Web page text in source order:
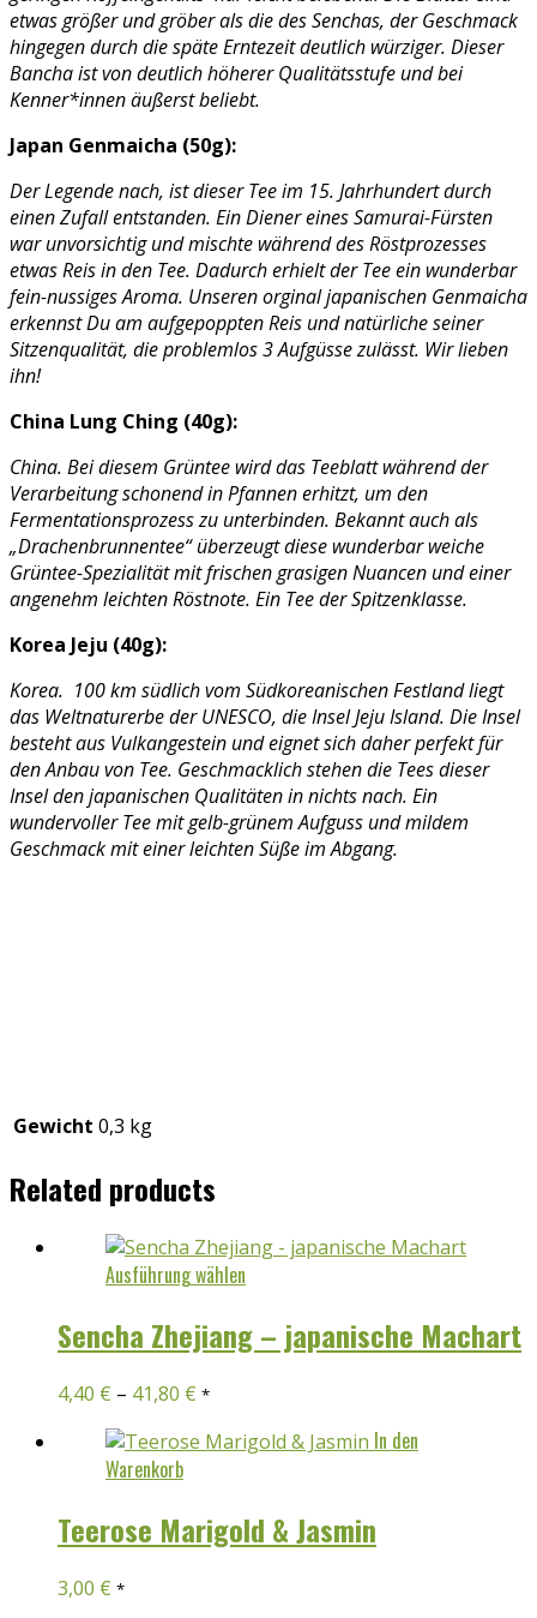
etwas größer und gröber als die des Senchas, der Geschmack
hingegen durch die späte Erntezeit deutlich würziger. Dieser
Bancha ist von deutlich höherer Qualitätsstufe und bei
Kenner*innen äußerst beliebt.
Japan Genmaicha (50g):
Der Legende nach, ist dieser Tee im 15. Jahrhundert durch
einen Zufall entstanden. Ein Diener eines Samurai-Fürsten
war unvorsichtig und mischte während des Röstprozesses
etwas Reis in den Tee. Dadurch erhielt der Tee ein wunderbar
fein-nussiges Aroma. Unseren orginal japanischen Genmaicha
erkennst Du am aufgepoppten Reis und natürliche seiner
Sitzenqualität, die problemlos 3 Aufgüsse zulässt. Wir lieben
ihn!
China Lung Ching (40g):
China. Bei diesem Grüntee wird das Teeblatt während der
Verarbeitung schonend in Pfannen erhitzt, um den
Fermentationsprozess zu unterbinden. Bekannt auch als
„Drachenbrunnentee“ überzeugt diese wunderbar weiche
Grüntee-Spezialität mit frischen grasigen Nuancen und einer
angenehm leichten Röstnote. Ein Tee der Spitzenklasse.
Korea Jeju (40g):
Korea. 100 km südlich vom Südkoreanischen Festland liegt
das Weltnaturerbe der UNESCO, die Insel Jeju Island. Die Insel
besteht aus Vulkangestein und eignet sich daher perfekt für
den Anbau von Tee. Geschmacklich stehen die Tees dieser
Insel den japanischen Qualitäten in nichts nach. Ein
wundervoller Tee mit gelb-grünem Aufguss und mildem
Geschmack mit einer leichten Süße im Abgang.
Gewicht 0,3 kg
Related products
Ausführung wählen
weist
mehrere
Die
Optionen
der
Sencha Zhejiang – japanische Machart
4,40 € – 41,80 € *
In den
Warenkorb
Teerose Marigold & Jasmin
3,00 € *